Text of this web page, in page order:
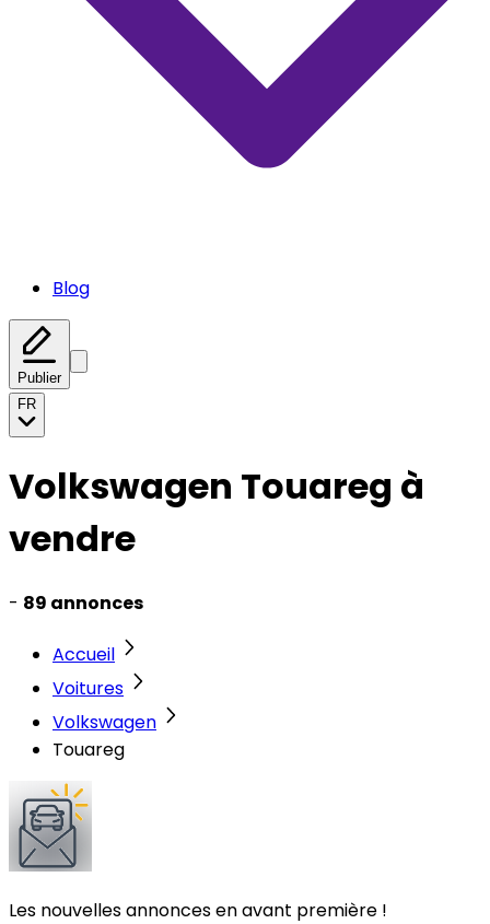
Blog
Publier
FR
Volkswagen Touareg à
vendre
- 89 annonces
Accueil
Voitures
Volkswagen
Touareg
Les nouvelles annonces en avant première !